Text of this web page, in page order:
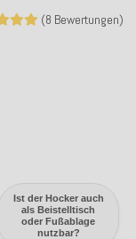
Ist der Hocker auch
als Beistelltisch
oder Fußablage
nutzbar?
(8 Bewertungen)